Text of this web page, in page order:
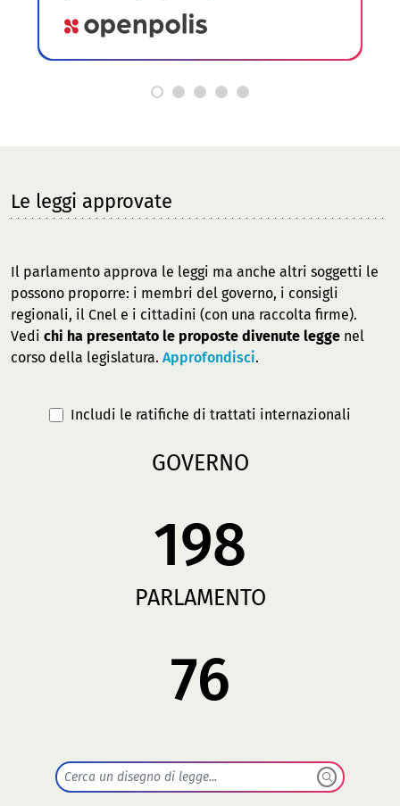
Le leggi approvate
Il parlamento approva le leggi ma anche altri soggetti le
possono proporre: i membri del governo, i consigli
regionali, il Cnel e i cittadini (con una raccolta firme).
Vedi chi ha presentato le proposte divenute legge nel
corso della legislatura. Approfondisci.
Includi le ratifiche di trattati internazionali
GOVERNO
198
PARLAMENTO
76